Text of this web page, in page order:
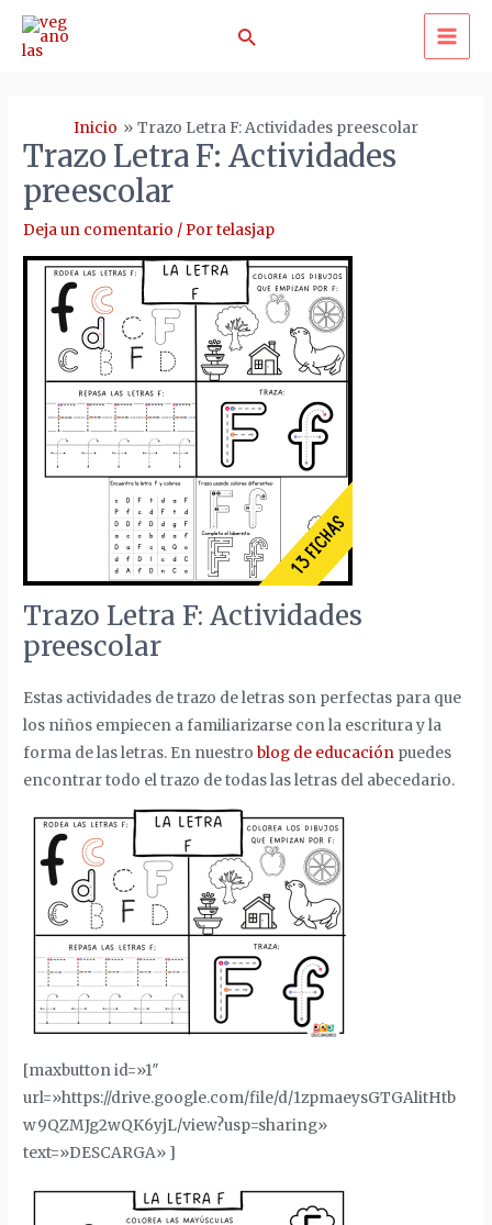
Buscar
Inicio Trazo Letra F: Actividades preescolar
Trazo Letra F: Actividades
preescolar
Deja un comentario / Portelasjap
Trazo Letra F: Actividades
preescolar
Estas actividades de trazo de letras son perfectas para que
los niños empiecen a familiarizarse con la escritura y la
forma de las letras. En nuestroblog de educación puedes
encontrar todo el trazo de todas las letras del abecedario.
[maxbutton id=»1″
url=»https://drive.google.com/file/d/1zpmaeysGTGAlitHtb
w9QZMJg2wQK6yjL/view?usp=sharing»
text=»DESCARGA» ]